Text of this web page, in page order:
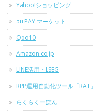
Yahoo!ショッピング
au PAY マーケット
Qoo10
Amazon.co.jp
LINE活用・LSEG
RPP運用自動化ツール「RAT」
らくらくーぽん